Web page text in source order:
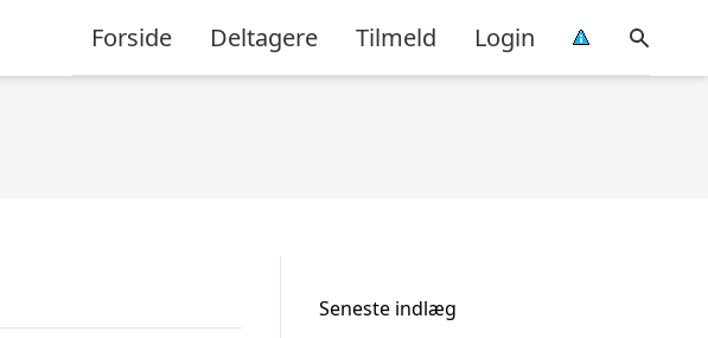
Forside Deltagere Tilmeld Login
Seneste indlæg